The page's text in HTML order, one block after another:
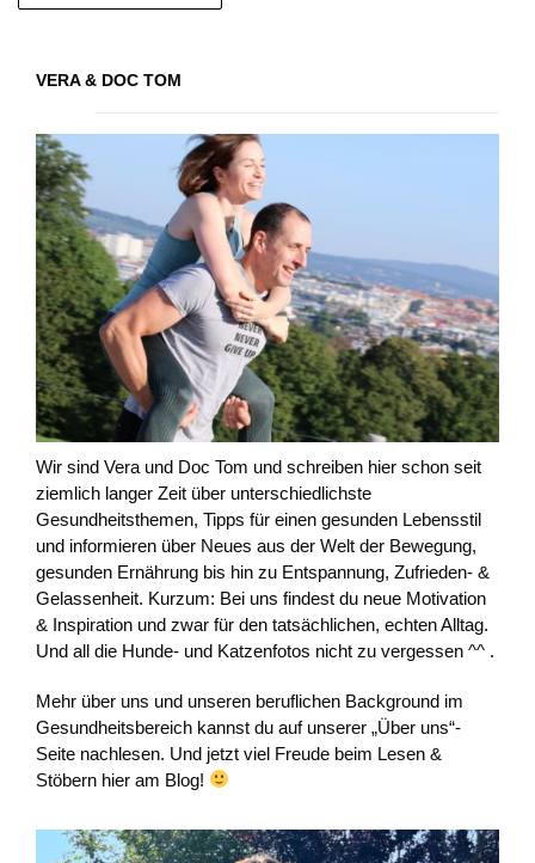
VERA & DOC TOM
Wir sind Vera und Doc Tom und schreiben hier schon seit
ziemlich langer Zeit über unterschiedlichste
Gesundheitsthemen, Tipps für einen gesunden Lebensstil
und informieren über Neues aus der Welt der Bewegung,
gesunden Ernährung bis hin zu Entspannung, Zufrieden- &
Gelassenheit. Kurzum: Bei uns findest du neue Motivation
& Inspiration und zwar für den tatsächlichen, echten Alltag.
Und all die Hunde- und Katzenfotos nicht zu vergessen ^^ .
Mehr über uns und unseren beruflichen Background im
Gesundheitsbereich kannst du auf unserer „Über uns“-
Seite nachlesen. Und jetzt viel Freude beim Lesen &
Stöbern hier am Blog!